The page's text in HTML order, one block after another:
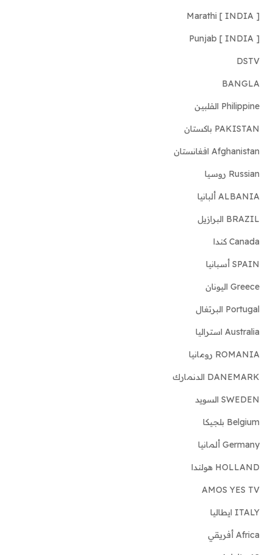
Marathi [ INDIA ]
Punjab [ INDIA ]
DSTV
BANGLA
Philippine الفلبين
PAKISTAN باكستان
Afghanistan افغانستان
Russian روسيا
ALBANIA ألبانيا
BRAZIL البرازيل
Canada كندا
SPAIN أسبانيا
Greece اليونان
Portugal البرتغال
Australia استراليا
ROMANIA رومانيا
DANEMARK الدنمارك
SWEDEN السويد
Belgium بلجيكا
Germany ألمانيا
HOLLAND هولندا
AMOS YES TV
ITALY ايطاليا
Africa أفريقي